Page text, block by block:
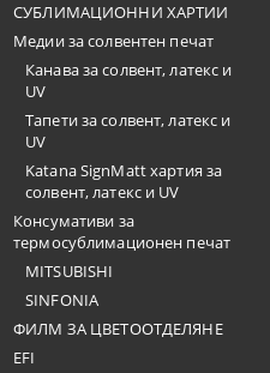
СУБЛИМАЦИОННИ ХАРТИИ
Медии за солвентен печат
Канава за солвент, латекс и
UV
Тапети за солвент, латекс и
UV
Katana SignMatt хартия за
солвент, латекс и UV
Консумативи за
термосублимационен печат
MITSUBISHI
SINFONIA
ФИЛМ ЗА ЦВЕТООТДЕЛЯНЕ
EFI